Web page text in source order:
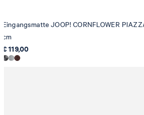
Eingangsmatte JOOP! CORNFLOWER
cm
€ 119,00